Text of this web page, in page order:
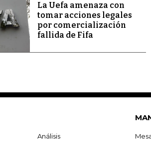
La Uefa amenaza con
tomar acciones legales
por comercialización
fallida de Fifa
Análisis